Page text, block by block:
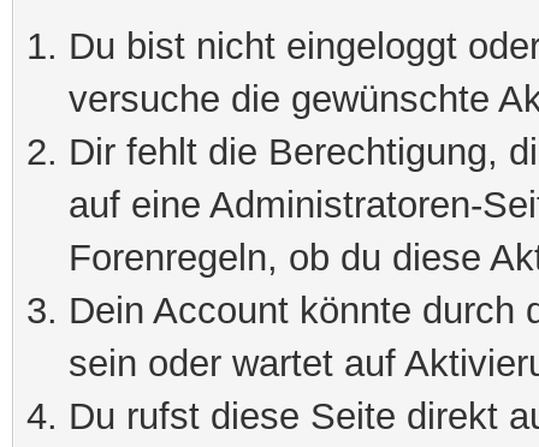
Du bist nicht eingeloggt
versuche die gewünschte
Dir fehlt die Berechtigung,
auf eine Administratoren-
Forenregeln, ob du diese
Dein Account könnte durch
sein oder wartet auf
Du rufst diese Seite direkt